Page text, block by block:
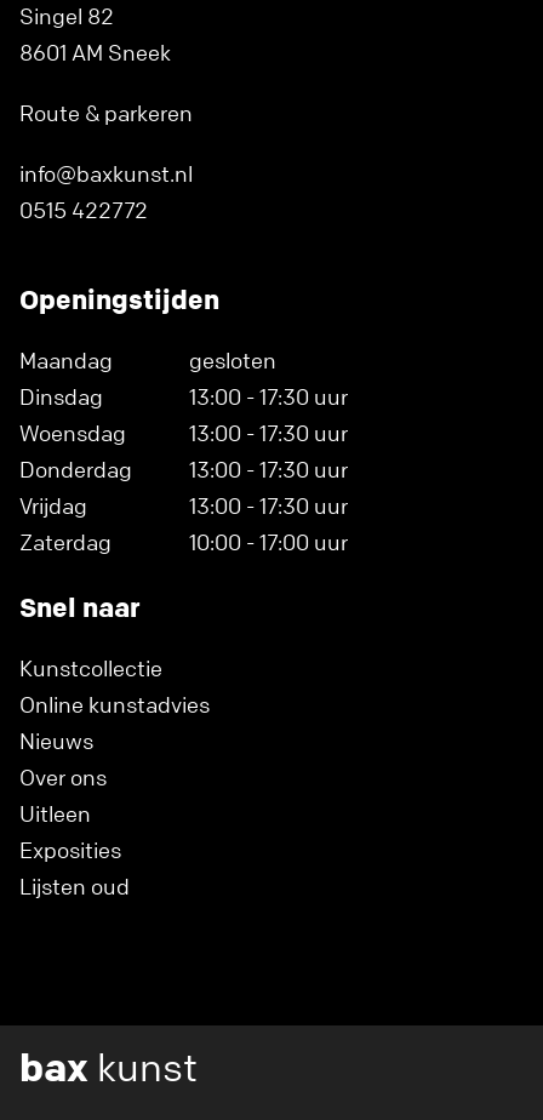
Singel 82
8601 AM Sneek
Route & parkeren
info@baxkunst.nl
0515 422772
Openingstijden
Maandag
gesloten
Dinsdag
13:00 - 17:30 uur
Woensdag
13:00 - 17:30 uur
Donderdag
13:00 - 17:30 uur
Vrijdag
13:00 - 17:30 uur
Zaterdag
10:00 - 17:00 uur
Snel naar
Kunstcollectie
Online kunstadvies
Nieuws
Over ons
Uitleen
Exposities
Lijsten oud
bax kunst